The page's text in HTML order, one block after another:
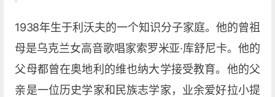
1938年生于利沃夫的一个知识分子家庭。他的曾祖
母是乌克兰女高音歌唱家索罗米亚·库舒尼卡。他的
父母都曾在奥地利的维也纳大学接受教育。他的父
亲是一位历史学家和民族志学家，业余爱好拉小提